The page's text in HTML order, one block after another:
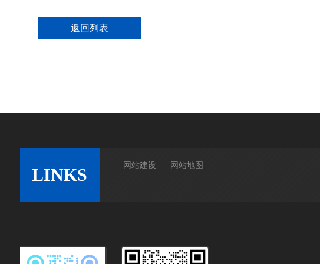
返回列表
LINKS 网站建设 网站地图